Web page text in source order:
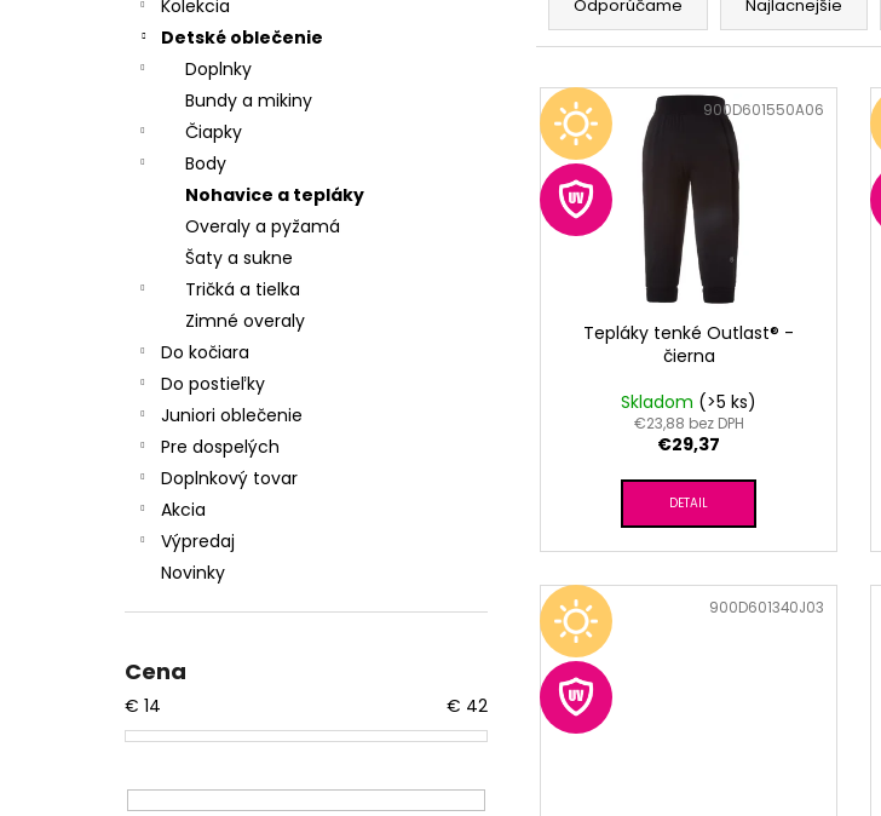
Kolekcia
Detské oblečenie
Doplnky
Bundy a mikiny
Čiapky
Body
Nohavice a tepláky
Overaly a pyžamá
Šaty a sukne
Tričká a tielka
Zimné overaly
Do kočiara
Do postieľky
Juniori oblečenie
Pre dospelých
Doplnkový tovar
Akcia
Výpredaj
Novinky
Cena
€ 14 € 42
d
n
i
e
p
r
Odporúčame Najlacnejšie
V
ý
p
i
s
p
Tepláky tenké Outlast® -
čierna
Skladom (>5 ks)
€23,88 bez DPH
€29,37
DETAIL
900D601550A06
900D601340J03
€9,62